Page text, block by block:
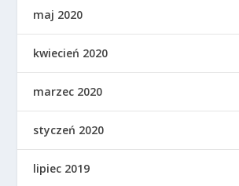
maj 2020
kwiecień 2020
marzec 2020
styczeń 2020
lipiec 2019